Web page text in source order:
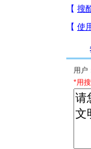
用户
*用